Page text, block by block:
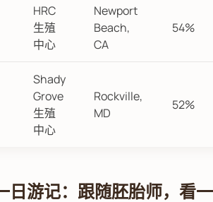
HRC
生殖
中心
Newport
Beach,
CA
54%
Shady
Grove
生殖
中心
Rockville,
MD
52%
日游记：跟随胚胎师，看